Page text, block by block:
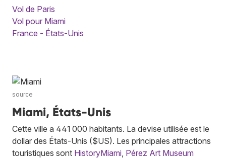
Vol de Paris
Vol pour Miami
France - États-Unis
source
Miami, États-Unis
Cette ville a 441 000 habitants. La devise utilisée est le
dollar des États-Unis ($US). Les principales attractions
touristiques sont HistoryMiami Pérez Art Museum